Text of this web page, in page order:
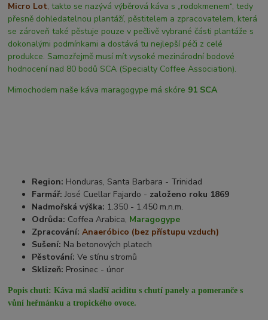
Micro Lot, takto se nazývá výběrová káva s „rodokmenem“, tedy
přesně dohledatelnou plantáží, pěstitelem a zpracovatelem, která
se zároveň také pěstuje pouze v pečlivě vybrané části plantáže s
dokonalými podmínkami a dostává tu nejlepší péči z celé
produkce. Samozřejmě musí mít vysoké mezinárodní bodové
hodnocení nad 80 bodů SCA (Specialty Coffee Association).
Mimochodem naše káva maragogype má skóre 91 SCA
Region: Honduras, Santa Barbara - Trinidad
Farmář: José Cuellar Fajardo - založeno roku 1869
Nadmořská výška: 1.350 - 1.450 m.n.m.
Odrůda: Coffea Arabica, Maragogype
Zpracování:Anaeróbico (bez přístupu vzduch)
Sušení: Na betonových platech
Pěstování: Ve stínu stromů
Sklizeň: Prosinec - únor
Popis chuti:Káva má sladší aciditu s chutí panely a pomeranče s
vůní heřmánku a tropického ovoce.